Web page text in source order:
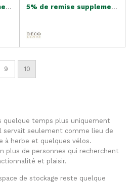
5% de remise supplementaire
9 10
quelque temps plus uniquement
servait seulement comme lieu de
à herbe et quelques vélos.
plus de personnes qui recherchent
et plaisir.
de stockage reste quelque